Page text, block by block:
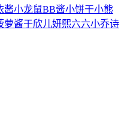
酱小龙鼠BB酱小饼干小熊
萝酱于欣儿妍熙六六小乔诗